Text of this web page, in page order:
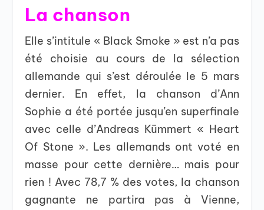
La chanson
Elle s’intitule « Black Smoke » est n’a pas
été choisie au cours de la sélection
allemande qui s’est déroulée le 5 mars
dernier. En effet, la chanson d’Ann
Sophie a été portée jusqu’en superfinale
avec celle d’Andreas Kümmert « Heart
Of Stone ». Les allemands ont voté en
masse pour cette dernière… mais pour
rien ! Avec 78,7 % des votes, la chanson
gagnante ne partira pas à Vienne,